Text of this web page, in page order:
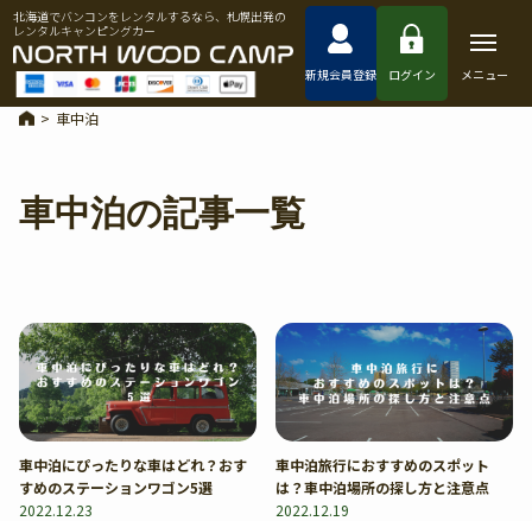
北海道でバンコンをレンタルするなら、札幌出発の
レンタルキャンピングカー
新規会員登録 ログイン メニュー
> 車中泊
車中泊の記事一覧
車中泊にぴったりな車はどれ？おす
すめのステーションワゴン5選
2022.12.23
車中泊旅行におすすめのスポット
は？車中泊場所の探し方と注意点
2022.12.19